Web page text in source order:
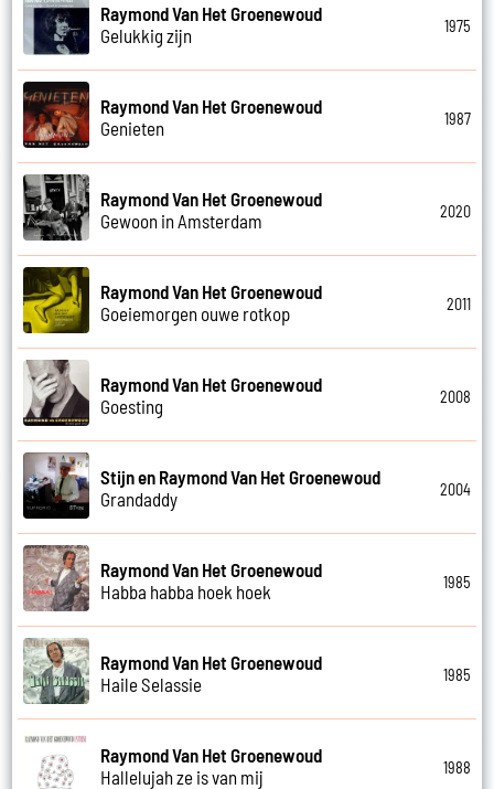
Raymond Van Het Groenewoud
Gelukkig zijn
1975
Raymond Van Het Groenewoud
Genieten
1987
Raymond Van Het Groenewoud
Gewoon in Amsterdam
2020
Raymond Van Het Groenewoud
Goeiemorgen ouwe rotkop
2011
Raymond Van Het Groenewoud
Goesting
2008
Stijn en Raymond Van Het Groenewoud
Grandaddy
2004
Raymond Van Het Groenewoud
Habba habba hoek hoek
1985
Raymond Van Het Groenewoud
Haile Selassie
1985
Raymond Van Het Groenewoud
Hallelujah ze is van mij
1988